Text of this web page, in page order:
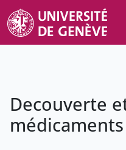
Decouverte
médicaments